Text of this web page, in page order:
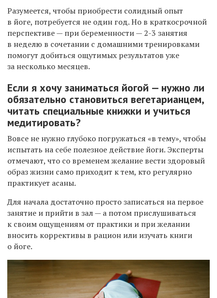
Разумеется, чтобы приобрести солидный опыт
в йоге, потребуется не один год. Но в краткосрочной
перспективе — при беременности — 2-3 занятия
в неделю в сочетании с домашними тренировками
помогут добиться ощутимых результатов уже
за несколько месяцев.
Если я хочу заниматься йогой — нужно ли
обязательно становиться вегетарианцем,
читать специальные книжки и учиться
медитировать?
Вовсе не нужно глубоко погружаться «в тему», чтобы
испытать на себе полезное действие йоги. Эксперты
отмечают, что со временем желание вести здоровый
образ жизни само приходит к тем, кто регулярно
практикует асаны.
Для начала достаточно просто записаться на первое
занятие и прийти в зал — а потом прислушиваться
к своим ощущениям от практики и при желании
вносить коррективы в рацион или изучать книги
о йоге.